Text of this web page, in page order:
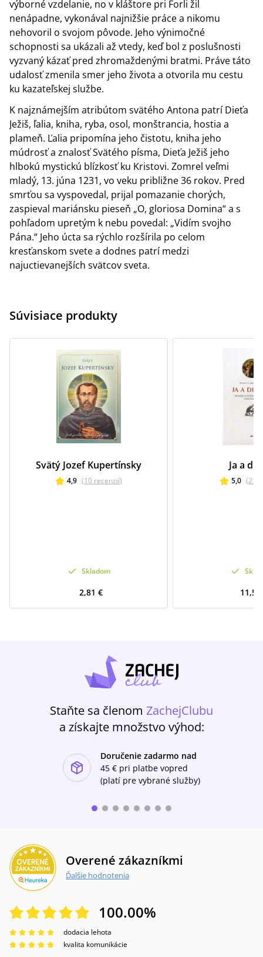
výborné vzdelanie, no v kláštore pri Forli žil
nenápadne, vykonával najnižšie práce a nikomu
nehovoril o svojom pôvode. Jeho výnimočné
schopnosti sa ukázali až vtedy, keď bol z poslušnosti
vyzvaný kázať pred zhromaždenými bratmi. Práve táto
udalosť zmenila smer jeho života a otvorila mu cestu
ku kazateľskej službe.
K najznámejším atribútom svätého Antona patrí Dieťa
Ježiš, ľalia, kniha, ryba, osol, monštrancia, hostia a
plameň. Ľalia pripomína jeho čistotu, kniha jeho
múdrosť a znalosť Svätého písma, Dieťa Ježiš jeho
hlbokú mystickú blízkosť ku Kristovi. Zomrel veľmi
mladý, 13. júna 1231, vo veku približne 36 rokov. Pred
smrťou sa vyspovedal, prijal pomazanie chorých,
zaspieval mariánsku pieseň „O, gloriosa Domina“ a s
pohľadom upretým k nebu povedal: „Vidím svojho
Pána.“ Jeho úcta sa rýchlo rozšírila po celom
kresťanskom svete a dodnes patrí medzi
najuctievanejších svätcov sveta.
Súvisiace produkty
Svätý Jozef Kupertínsky
4,9 (10 recenzií)
Skladom
2,81 €
Ja a
5,0 (2
Staňte sa členom ZachejClubu
a získajte množstvo výhod:
Doručenie zadarmo nad
45 € pri platbe vopred
(platí pre vybrané služby)
Overené zákazníkmi
Ďalšie hodnotenia
100.00%
dodacia lehota
kvalita komunikácie